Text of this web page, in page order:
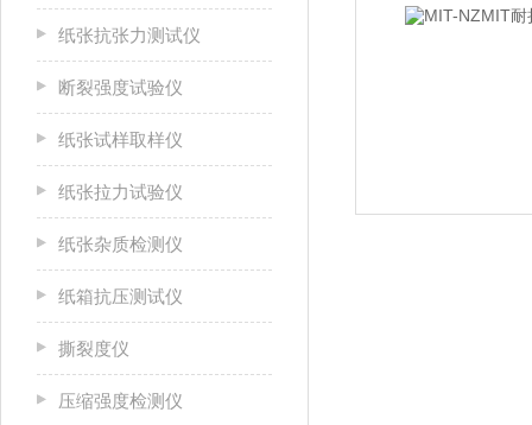
纸张抗张力测试仪
断裂强度试验仪
纸张试样取样仪
纸张拉力试验仪
纸张杂质检测仪
纸箱抗压测试仪
撕裂度仪
压缩强度检测仪